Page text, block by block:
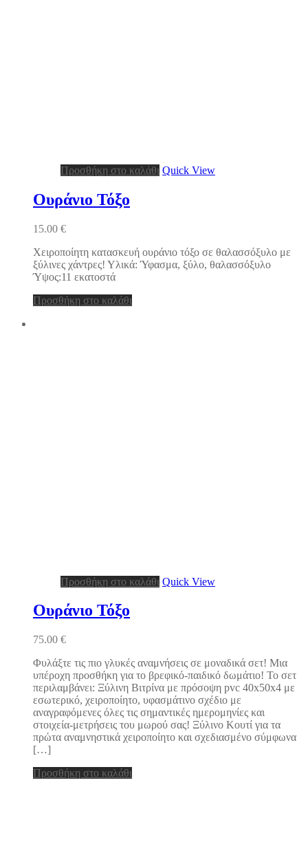
Προσθήκη στο καλάθι Quick View
Ουράνιο Τόξο
15.00 €
Χειροποίητη κατασκευή ουράνιο τόξο σε θαλασσόξυλο με
ξύλινες χάντρες! Υλικά: Ύφασμα, ξύλο, θαλασσόξυλο
Ύψος:11 εκατοστά
Προσθήκη στο καλάθι
Προσθήκη στο καλάθι Quick View
Ουράνιο Τόξο
75.00 €
Φυλάξτε τις πιο γλυκές αναμνήσεις σε μοναδικά σετ! Μια
υπέροχη προσθήκη για το βρεφικό-παιδικό δωμάτιο! Το σετ
περιλαμβάνει: Ξύλινη Βιτρίνα με πρόσοψη pvc 40x50x4 με
εσωτερικό, χειροποίητο, υφασμάτινο σχέδιο με
αναγραφόμενες όλες τις σημαντικές ημερομηνίες και
στοιχεία-μετρήσεις του μωρού σας! Ξύλινο Κουτί για τα
πρώτα αναμνηστικά χειροποίητο και σχεδιασμένο σύμφωνα
[…]
Προσθήκη στο καλάθι